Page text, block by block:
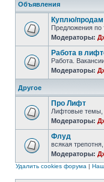
Объявления
Куплю/продам
Предложения по
Модераторы:
Работа в
Работа.
Модераторы:
Другое
Про Лифт
Лифтовые темы,
Модераторы:
Флуд
всякая
Модераторы:
Удалить cookies форума |